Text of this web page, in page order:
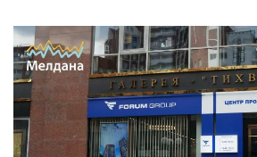
Смотреть проект